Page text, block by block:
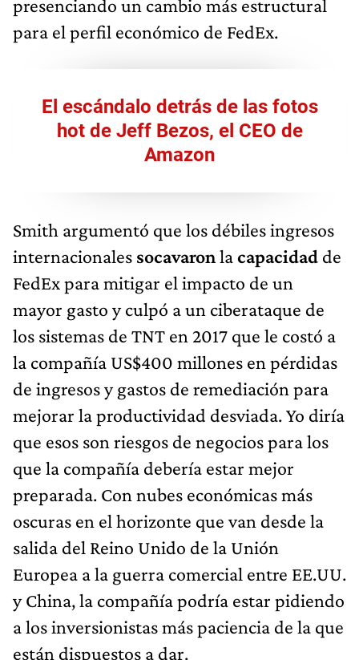
presenciando un cambio más estructural
para el perfil económico de FedEx.
El escándalo detrás de las fotos
hot de Jeff Bezos, el CEO de
Amazon
Smith argumentó que los débiles ingresos
internacionales socavaronlacapacidad de
FedEx para mitigar el impacto de un
mayor gasto y culpó a un ciberataque de
los sistemas de TNT en 2017 que le costó a
la compañía US$400 millones en pérdidas
de ingresos y gastos de remediación para
mejorar la productividad desviada. Yo diría
que esos son riesgos de negocios para los
que la compañía debería estar mejor
preparada. Con nubes económicas más
oscuras en el horizonte que van desde la
salida del Reino Unido de la Unión
Europea a la guerra comercial entre EE.UU.
y China, la compañía podría estar pidiendo
a los inversionistas más paciencia de la que
están dispuestos a dar.